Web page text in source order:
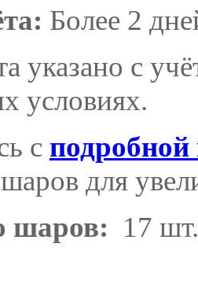
Более 2
указано с
условиях.
с
для
шаров: 17 шт.